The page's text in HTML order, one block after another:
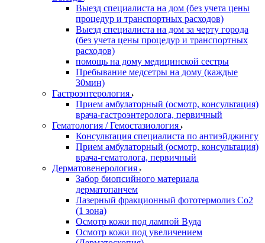
Выезд специалиста на дом (без учета цены
процедур и транспортных расходов)
Выезд специалиста на дом за черту города
(без учета цены процедур и транспортных
расходов)
помощь на дому медицинской сестры
Пребывание медсетры на дому (каждые
30мин)
Гастроэнтерология
Прием амбулаторный (осмотр, консультация)
врача-гастроэнтеролога, первичный
Гематология / Гемостазиология
Консультация специалиста по антиэйджингу
Прием амбулаторный (осмотр, консультация)
врача-гематолога, первичный
Дерматовенерология
Забор биопсийного материала
дерматопанчем
Лазерный фракционный фототермолиз Со2
(1 зона)
Осмотр кожи под лампой Вуда
Осмотр кожи под увеличением